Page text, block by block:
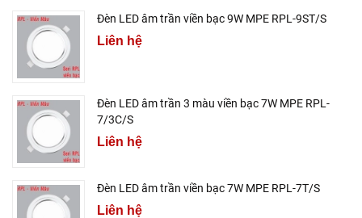
Đèn LED âm trần viền bạc 9W MPE RPL-9ST/S
Liên hệ
Đèn LED âm trần 3 màu viền bạc 7W MPE RPL-
7/3C/S
Liên hệ
Đèn LED âm trần viền bạc 7W MPE RPL-7T/S
Liên hệ